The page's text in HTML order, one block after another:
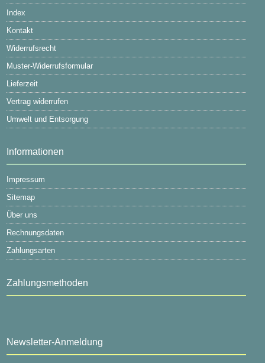
Index
Kontakt
Widerrufsrecht
Muster-Widerrufsformular
Lieferzeit
Vertrag widerrufen
Umwelt und Entsorgung
Informationen
Impressum
Sitemap
Über uns
Rechnungsdaten
Zahlungsarten
Zahlungsmethoden
Newsletter-Anmeldung